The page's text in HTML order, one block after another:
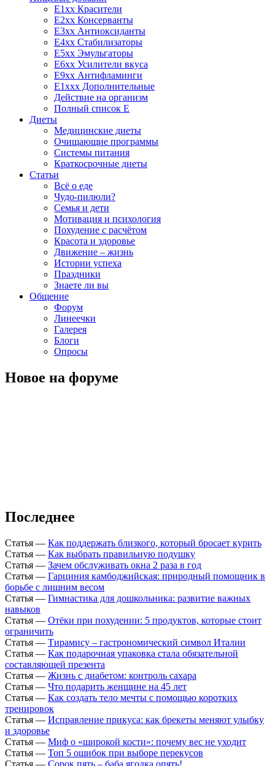
E1xx Красители
E2xx Консерванты
E3xx Антиоксиданты
E4xx Стабилизаторы
E5xx Эмульгаторы
E6xx Усилители вкуса
E9xx Антифламинги
E1xxx Дополнительные
Действие на организм
Полный список E
Диеты
Медицинские диеты
Очищающие программы
Системы питания
Краткосрочные диеты
Статьи
Всё о еде
Чудо-пилюли?
Семья и дети
Мотивация и психология
Похудение с расчётом
Красота и здоровье
Движение – жизнь
Истории успеха
Праздники
Знаете ли вы
Общение
Форум
Линеечки
Галерея
Блоги
Опросы
Новое на форуме
Последнее
Статья — Как поддержать близкого, который бросает курить
Статья — Как выбрать правильную подушку
Статья — Зачем обслуживать окна 2 раза в год
Статья — Гарциния камбоджийская: природный помощник в
борьбе с лишним весом
Статья — Гимнастика для дошкольника: развитие важных
навыков
Статья — Отёки при похудении: 5 продуктов, которые стоит
ограничить
Статья — Тирамису – гастрономический символ Италии
Статья — Как подарочная упаковка стала обязательной
составляющей презента
Статья — Жизнь с диабетом: контроль сахара
Статья — Что подарить женщине на 45 лет
Статья — Как создать тело мечты с помощью коротких
тренировок
Статья — Исправление прикуса: как брекеты меняют улыбку
и здоровье
Статья — Миф о «широкой кости»: почему вес не уходит
Статья — Топ 5 ошибок при выборе перекусов
Статья — Сорок пять – баба ягодка опять!